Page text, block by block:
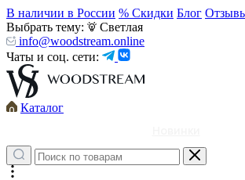
В наличии в России % Скидки Блог
Выбрать тему:
Светлая
info@woodstream.online
Чаты и соц. сети:
Каталог